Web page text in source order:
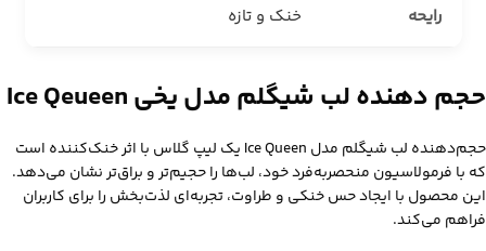
رایحه خنک و تازه
حجم دهنده لب شیگلم مدل یخی Ice Qeueen
حجم‌دهنده لب شیگلم مدل Ice Queen یک لیپ گلاس با اثر خنک‌کننده است
که با فرمولاسیون منحصر‌به‌فرد خود، لب‌ها را حجیم‌تر و براق‌تر نشان می‌دهد.
این محصول با ایجاد حس خنکی و طراوت، تجربه‌ای لذت‌بخش را برای کاربران
فراهم می‌کند.